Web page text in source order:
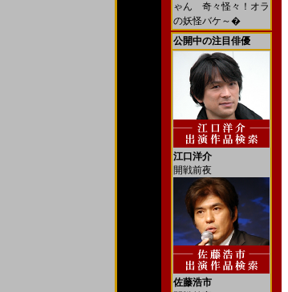
ゃん 奇々怪々！オラ
の妖怪バケ～�
公開中の注目俳優
江口洋介
開戦前夜
佐藤浩市